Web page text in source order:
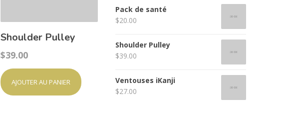
Shoulder Pulley
$39.00
AJOUTER AU PANIER
Pack de santé
$20.00
Shoulder Pulley
$39.00
Ventouses iKanji
$27.00